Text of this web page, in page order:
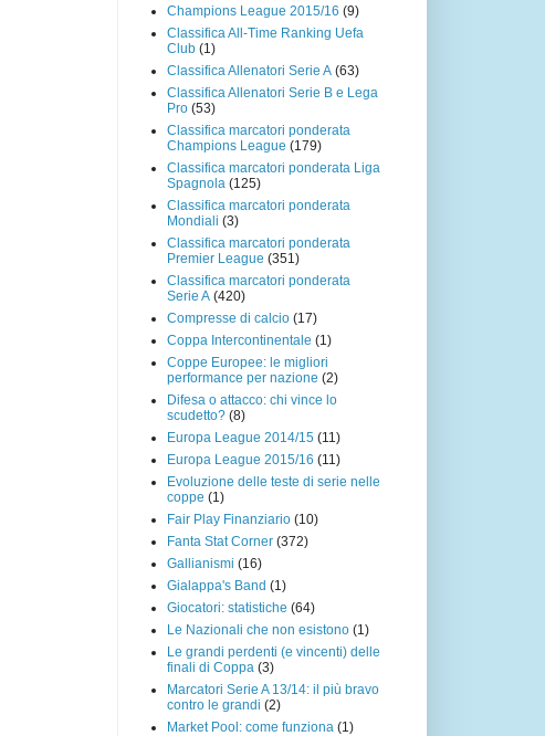
Champions League 2015/16 (9)
Classifica All-Time Ranking Uefa
Club (1)
Classifica Allenatori Serie A (63)
Classifica Allenatori Serie B e Lega
Pro (53)
Classifica marcatori ponderata
Champions League (179)
Classifica marcatori ponderata Liga
Spagnola (125)
Classifica marcatori ponderata
Mondiali (3)
Classifica marcatori ponderata
Premier League (351)
Classifica marcatori ponderata
Serie A (420)
Compresse di calcio (17)
Coppa Intercontinentale (1)
Coppe Europee: le migliori
performance per nazione (2)
Difesa o attacco: chi vince lo
scudetto? (8)
Europa League 2014/15 (11)
Europa League 2015/16 (11)
Evoluzione delle teste di serie nelle
coppe (1)
Fair Play Finanziario (10)
Fanta Stat Corner (372)
Gallianismi (16)
Gialappa's Band (1)
Giocatori: statistiche (64)
Le Nazionali che non esistono (1)
Le grandi perdenti (e vincenti) delle
finali di Coppa (3)
Marcatori Serie A 13/14: il più bravo
contro le grandi (2)
Market Pool: come funziona (1)